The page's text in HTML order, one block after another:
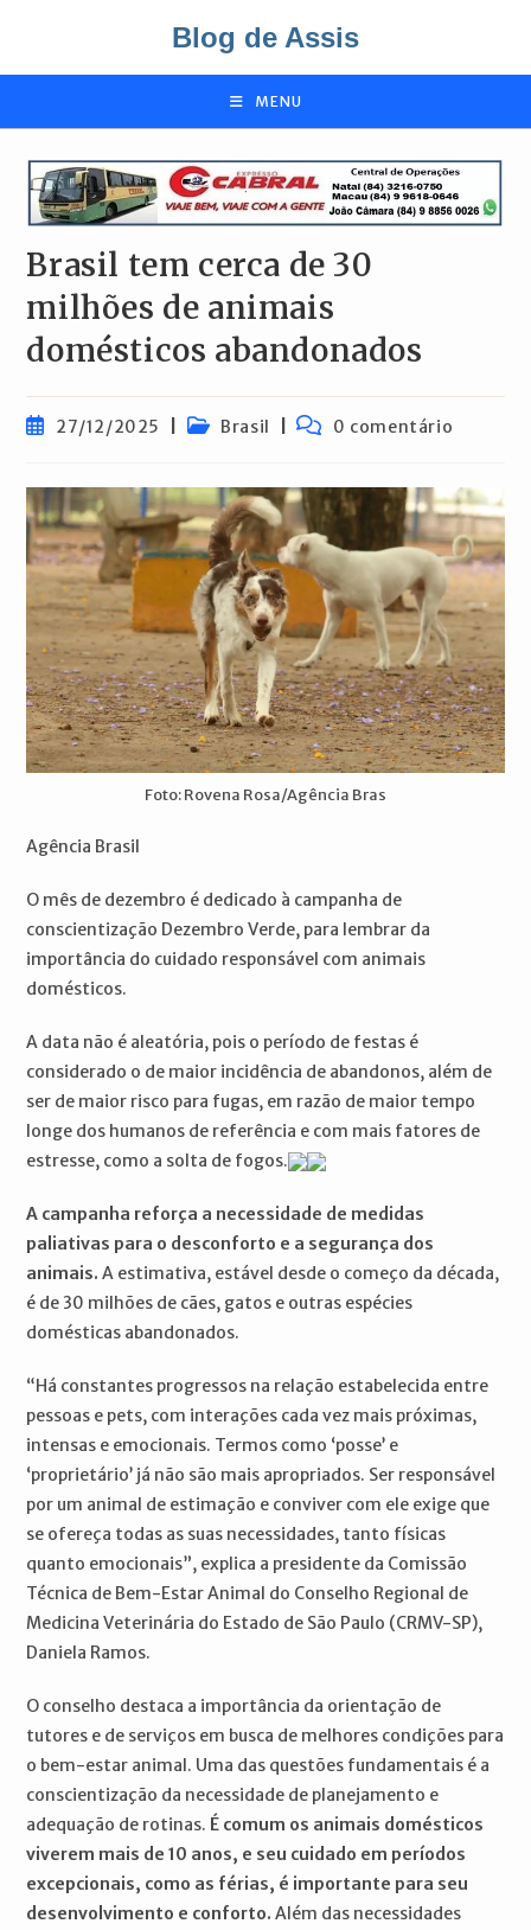
o
Blog de Assis
MENU
Brasil tem cerca de 30
milhões de animais
domésticos abandonados
Post27/12/2025
Categoria
Brasil
Comentários
0 comentário
Foto: Rovena Rosa/Agência Bras
Agência Brasil
O mês de dezembro é dedicado à campanha de
conscientização Dezembro Verde, para lembrar da
importância do cuidado responsável com animais
domésticos.
A data não é aleatória, pois o período de festas é
considerado o de maior incidência de abandonos, além de
ser de maior risco para fugas, em razão de maior tempo
longe dos humanos de referência e com mais fatores de
estresse, como a solta de fogos.
A campanha reforça a necessidade de medidas
paliativas para o desconforto e a segurança dos
animais. A estimativa, estável desde o começo da década,
é de 30 milhões de cães, gatos e outras espécies
domésticas abandonados.
“Há constantes progressos na relação estabelecida entre
pessoas e pets, com interações cada vez mais próximas,
intensas e emocionais. Termos como ‘posse’ e
‘proprietário’ já não são mais apropriados. Ser responsável
por um animal de estimação e conviver com ele exige que
se ofereça todas as suas necessidades, tanto físicas
quanto emocionais”, explica a presidente da Comissão
Técnica de Bem-Estar Animal do Conselho Regional de
Medicina Veterinária do Estado de São Paulo (CRMV-SP),
Daniela Ramos.
O conselho destaca a importância da orientação de
tutores e de serviços em busca de melhores condições para
o bem-estar animal. Uma das questões fundamentais é a
conscientização da necessidade de planejamento e
adequação de rotinas. É comum os animais domésticos
viverem mais de 10 anos, e seu cuidado em períodos
excepcionais, como as férias, é importante para seu
desenvolvimento e conforto. Além das necessidades